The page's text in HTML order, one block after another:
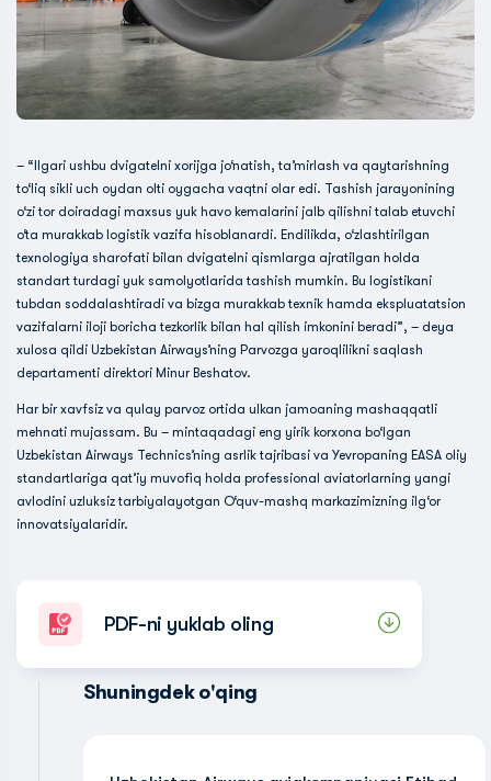
– “Ilgari ushbu dvigatelni xorijga jo‘natish, ta’mirlash va qaytarishning
to‘liq sikli uch oydan olti oygacha vaqtni olar edi. Tashish jarayonining
o‘zi tor doiradagi maxsus yuk havo kemalarini jalb qilishni talab etuvchi
o‘ta murakkab logistik vazifa hisoblanardi. Endilikda, o‘zlashtirilgan
texnologiya sharofati bilan dvigatelni qismlarga ajratilgan holda
standart turdagi yuk samolyotlarida tashish mumkin. Bu logistikani
tubdan soddalashtiradi va bizga murakkab texnik hamda ekspluatatsion
vazifalarni iloji boricha tezkorlik bilan hal qilish imkonini beradi”, – deya
xulosa qildi Uzbekistan Airways’ning Parvozga yaroqlilikni saqlash
departamenti direktori Minur Beshatov.
Har bir xavfsiz va qulay parvoz ortida ulkan jamoaning mashaqqatli
mehnati mujassam. Bu – mintaqadagi eng yirik korxona bo‘lgan
Uzbekistan Airways Technics’ning asrlik tajribasi va Yevropaning EASA oliy
standartlariga qat’iy muvofiq holda professional aviatorlarning yangi
avlodini uzluksiz tarbiyalayotgan O‘quv-mashq markazimizning ilg‘or
innovatsiyalaridir.
PDF-ni yuklab oling
Shuningdek o'qing